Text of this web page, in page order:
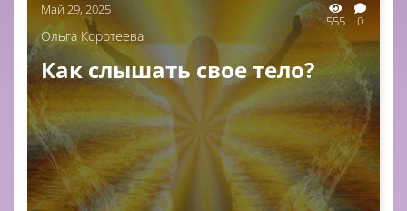
Май 29, 2025
555 0
Ольга Коротеева
Как слышать свое тело?